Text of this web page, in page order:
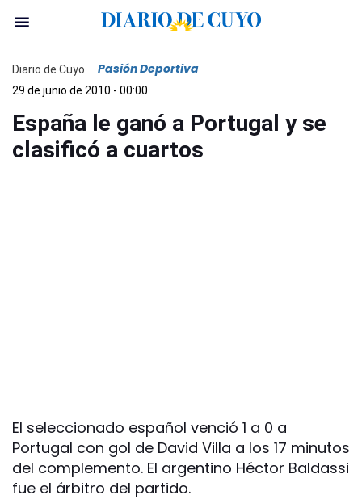
Diario de Cuyo Pasión Deportiva
29 de junio de 2010 - 00:00
España le ganó a Portugal y se
clasificó a cuartos
El seleccionado español venció 1 a 0 a
Portugal con gol de David Villa a los 17 minutos
del complemento. El argentino Héctor Baldassi
fue el árbitro del partido.